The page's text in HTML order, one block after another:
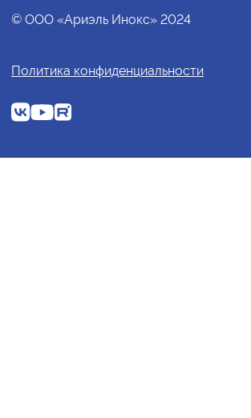
© ООО «Ариэль Инокс» 2024
Политика конфиденциальности